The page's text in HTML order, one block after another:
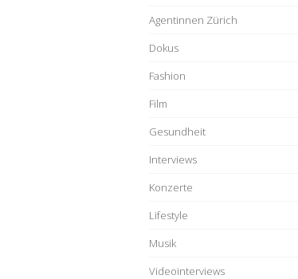
Agentinnen Zürich
Dokus
Fashion
Film
Gesundheit
Interviews
Konzerte
Lifestyle
Musik
Videointerviews